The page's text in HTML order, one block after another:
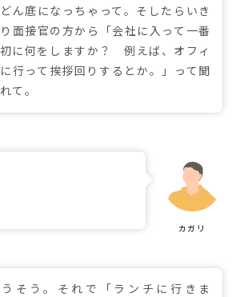
ん底になっちゃって。そしたらいき
面接官の方から「会社に入って一番
に何をしますか？ 例えば、オフィ
行って挨拶回りするとか。」って聞
て。
そう。それで「ランチに行きま